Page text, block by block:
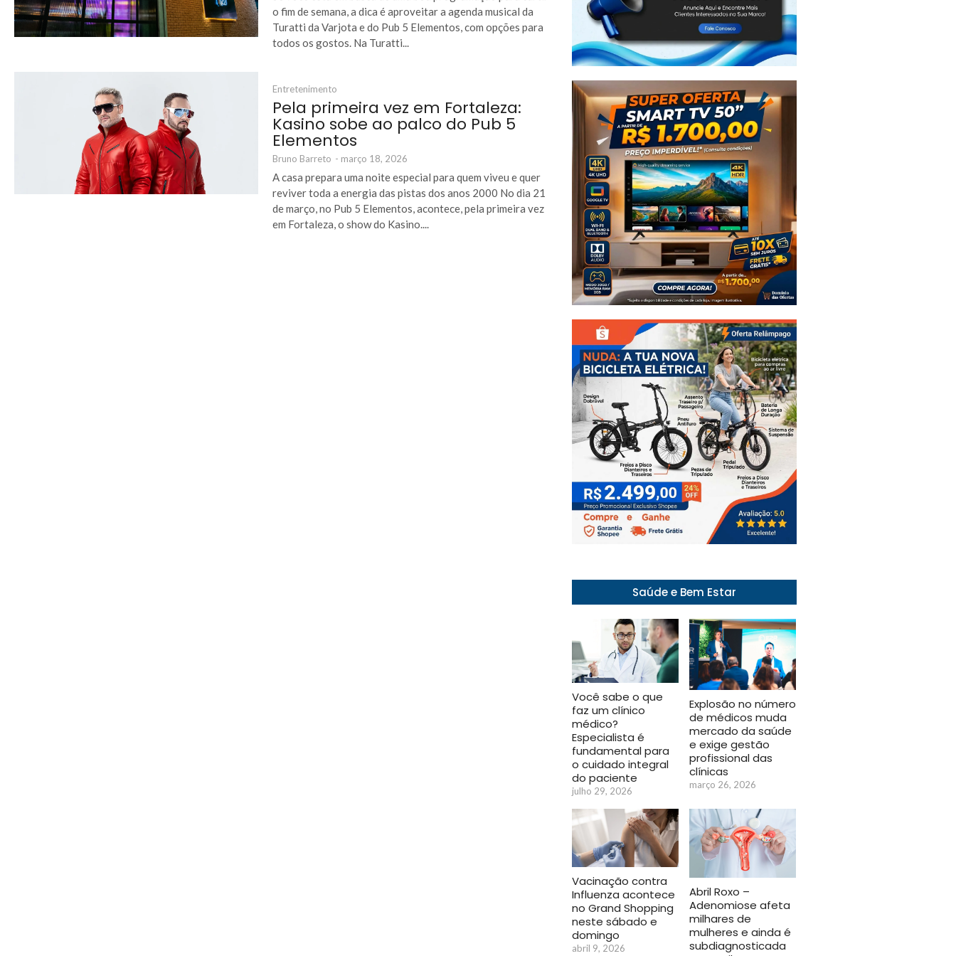
o fim de semana, a dica é aproveitar a agenda musical da
Turatti da Varjota e do Pub 5 Elementos, com opções para
todos os gostos. Na Turatti...
Entretenimento
Pela primeira vez em Fortaleza:
Kasino sobe ao palco do Pub 5
Elementos
Bruno Barreto - março 18, 2026
A casa prepara uma noite especial para quem viveu e quer
reviver toda a energia das pistas dos anos 2000 No dia 21
de março, no Pub 5 Elementos, acontece, pela primeira vez
em Fortaleza, o show do Kasino....
Saúde e Bem Estar
Você sabe o que
faz um clínico
médico?
Especialista é
fundamental para
o cuidado integral
do paciente
julho 29, 2026
Explosão no número
de médicos muda
mercado da saúde
e exige gestão
profissional das
clínicas
março 26, 2026
Vacinação contra
Influenza acontece
no Grand Shopping
neste sábado e
domingo
abril 9, 2026
Abril Roxo –
Adenomiose afeta
milhares de
mulheres e ainda é
subdiagnosticada